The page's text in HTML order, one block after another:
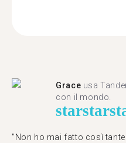
Grace usa
con il mondo.
starstar
"Non ho mai fatto così